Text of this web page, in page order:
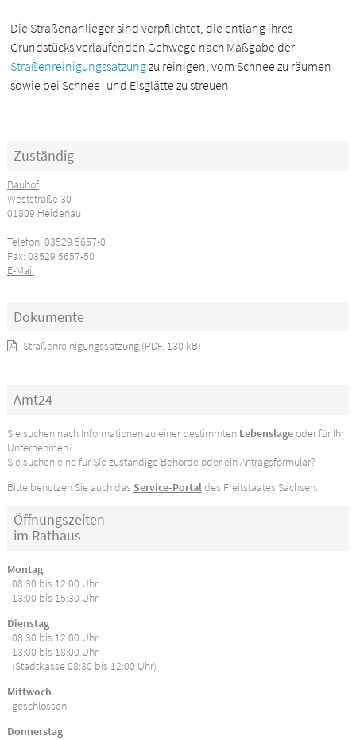
Die Straßenanlieger sind verpflichtet, die entlang ihres
Grundstücks verlaufenden Gehwege nach Maßgabe der
Straßenreinigungssatzungzu reinigen, vom Schnee zu räumen
sowie bei Schnee- und Eisglätte zu streuen.
Zuständig
Bauhof
Weststraße 30
01809 Heidenau
Telefon: 03529 5657-0
Fax: 03529 5657-50
E-Mail
Dokumente
Straßenreinigungssatzung (PDF, 130 kB)
Amt24
Sie suchen nach Informationen zu einer bestimmten Lebenslageoder für Ihr
Unternehmen?
Sie suchen eine für Sie zuständige Behörde oder ein Antragsformular?
Bitte benutzen Sie auch das Service-Portaldes Freitstaates Sachsen.
Öffnungszeiten
im Rathaus
Montag
08:30 bis 12:00 Uhr
13:00 bis 15:30 Uhr
Dienstag
08:30 bis 12:00 Uhr
13:00 bis 18:00 Uhr
(Stadtkasse 08:30 bis 12:00 Uhr)
Mittwoch
geschlossen
Donnerstag